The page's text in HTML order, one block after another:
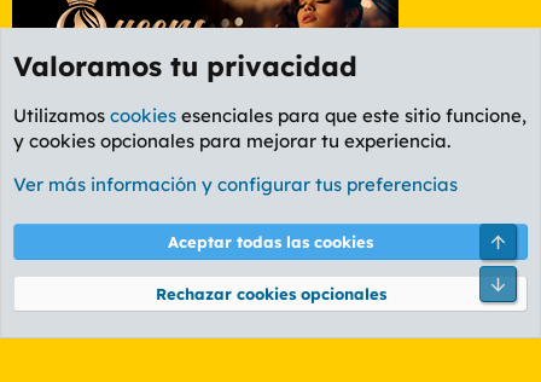
Foro General
Cookies
PL OLDSTYLE AMARILLO
Términos y reglas Política de privacidad Ayuda
Community platform by XenForo® © 2010-2026 XenForo Ltd.
Valoramos tu privacidad
Utilizamos cookies esenciales para que este sitio funcione,
y cookies opcionales para mejorar tu experiencia.
Ver más información y configurar tus preferencias
Aceptar todas las cookies
Rechazar cookies opcionales
Pie